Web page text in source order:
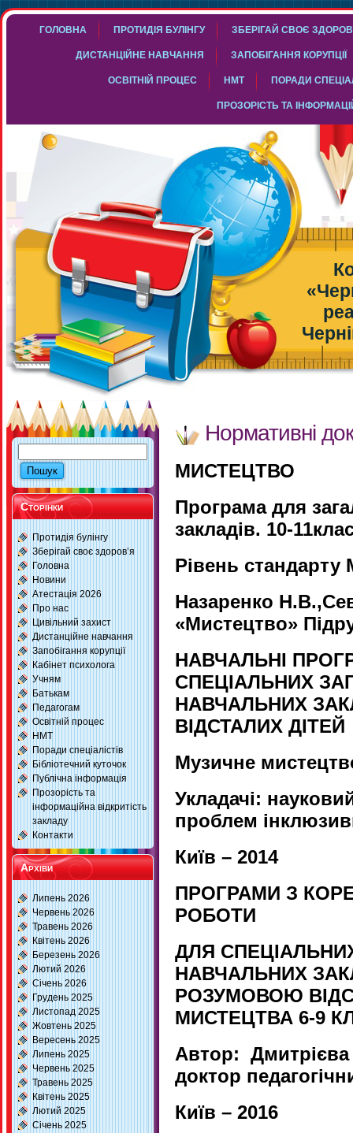
ГОЛОВНА ПРОТИДІЯ БУЛІНГУ ЗБЕРІГАЙ СВОЄ
ДИСТАНЦІЙНЕ НАВЧАННЯ ЗАПОБІГАННЯ КОРУПЦІЇ
ОСВІТНІЙ ПРОЦЕС НМТ ПОРАДИ
ПРОЗОРІСТЬ ТА
Сторінки
Протидія булінгу
Зберігай своє здоров’я
Головна
Новини
Атестація 2026
Про нас
Цивільний захист
Дистанційне навчання
Запобігання корупції
Кабінет психолога
Учням
Батькам
Педагогам
Освітній процес
НМТ
Поради спеціалістів
Бібліотечний куточок
Публічна інформація
Прозорість та
інформаційна відкритість
закладу
Контакти
Архіви
Липень 2026
Червень 2026
Травень 2026
Квітень 2026
Березень 2026
Лютий 2026
Січень 2026
Грудень 2025
Листопад 2025
Жовтень 2025
Вересень 2025
Липень 2025
Червень 2025
Травень 2025
Квітень 2025
Лютий 2025
Січень 2025
Нормативні
МИСТЕЦТВО
Програма для
закладів. 10-
Рівень стандарту
Назаренко
«Мистецтво»
НАВЧАЛЬНІ
СПЕЦІАЛЬНИХ
НАВЧАЛЬНИХ
ВІДСТАЛИХ ДІТЕЙ
Музичне
Укладачі:
проблем
Київ – 2014
ПРОГРАМИ З
РОБОТИ
ДЛЯ
НАВЧАЛЬНИХ
РОЗУМОВОЮ
МИСТЕЦТВА 6-9
Автор: Дмитрієва
доктор
Київ – 2016